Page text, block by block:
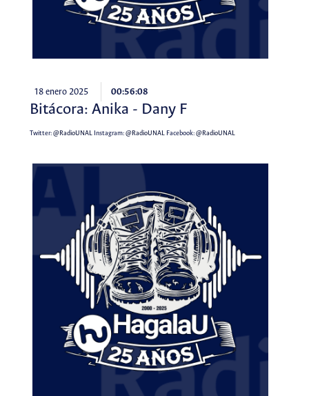
18 enero 2025 00:56:08
Bitácora: Anika - Dany F
Twitter:@RadioUNALInstagram:@RadioUNALFacebook:@RadioUNAL